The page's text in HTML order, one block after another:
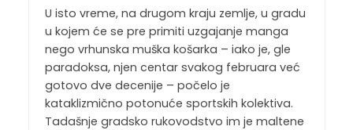
U isto vreme, na drugom kraju zemlje, u gradu
u kojem će se pre primiti uzgajanje manga
nego vrhunska muška košarka – iako je, gle
paradoksa, njen centar svakog februara već
gotovo dve decenije – počelo je
kataklizmično potonuće sportskih kolektiva.
Tadašnje gradsko rukovodstvo im je maltene